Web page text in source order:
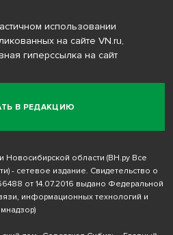
В РЕДАКЦИЮ
использовании
на сайте VN.ru,
гиперссылка на сайт
Новосибирской области (ВН.ру Все
- сетевое издание. Свидетельство о
от 14.07.2016 выдано Федеральной
информационных технологий и